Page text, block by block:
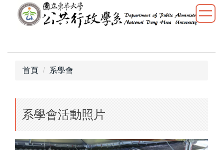
內
首頁 系學會
系學會活動照片